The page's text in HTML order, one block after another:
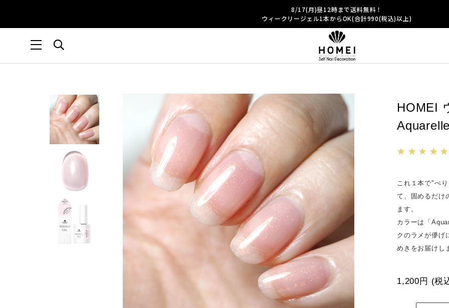
8/17(月)昼12時まで送料無料！
ウィークリージェル1本からOK(合計990(税込)以上)
HOMEI
★ ★ ★ ★ ★
これ１本で"ぺ
て、固めるだけ
ます。
カラーは「
クのラメが儚げ
めきをお届けし
1,200円 (税